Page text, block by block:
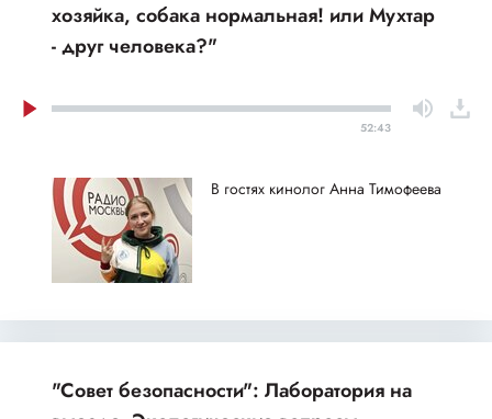
хозяйка, собака нормальная! или Мухтар
- друг человека?"
52:43
В гостях кинолог Анна Тимофеева
"Совет безопасности": Лаборатория на